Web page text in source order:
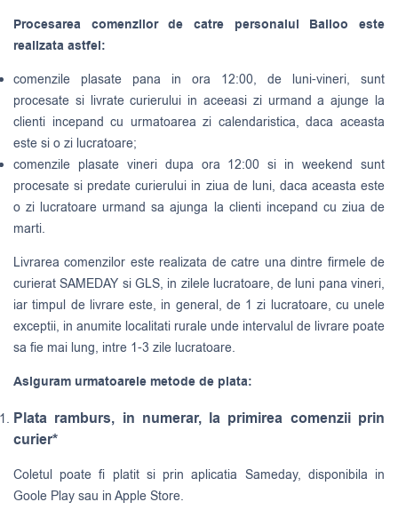
Procesarea comenzilor de catre personalul Balloo este
realizata astfel:
comenzile plasate pana in ora 12:00, de luni-vineri, sunt
procesate si livrate curierului in aceeasi zi urmand a ajunge la
clienti incepand cu urmatoarea zi calendaristica, daca aceasta
este si o zi lucratoare;
comenzile plasate vineri dupa ora 12:00 si in weekend sunt
procesate si predate curierului in ziua de luni, daca aceasta este
o zi lucratoare urmand sa ajunga la clienti incepand cu ziua de
marti.
Livrarea comenzilor este realizata de catre una dintre firmele de
curieratSAMEDAY si GLS, in zilele lucratoare, de luni pana vineri,
iar timpul de livrare este, in general, de 1 zi lucratoare, cu unele
exceptii, in anumite localitati rurale unde intervalul de livrare poate
sa fie mai lung, intre 1-3 zile lucratoare.
Asiguram urmatoarele metode de plata:
Plata ramburs, in numerar, la primirea comenzii prin
curier*
Coletul poate fi platit si prin aplicatia Sameday, disponibila in
Goole Play sau in Apple Store.